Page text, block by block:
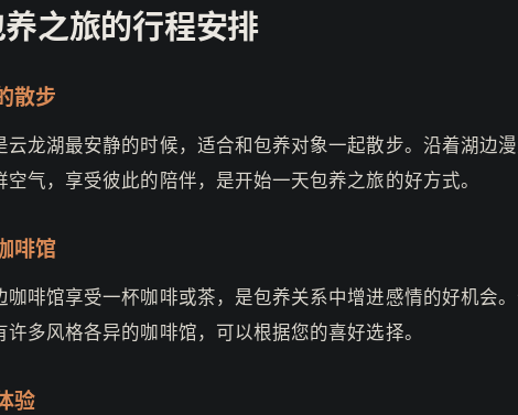
之旅的行程安排
散步
云龙湖最安静的时候，适合和包养对象一起散步。沿着湖边
空气，享受彼此的陪伴，是开始一天包养之旅的好方式。
啡馆
咖啡馆享受一杯咖啡或茶，是包养关系中增进感情的好机会
许多风格各异的咖啡馆，可以根据您的喜好选择。
验